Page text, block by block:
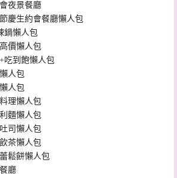
夜景餐廳
慶生約會餐廳懶人包
鍋懶人包
價懶人包
吃到飽懶人包
人包
人包
理懶人包
麵懶人包
司懶人包
茶懶人包
鬆餅懶人包
廳